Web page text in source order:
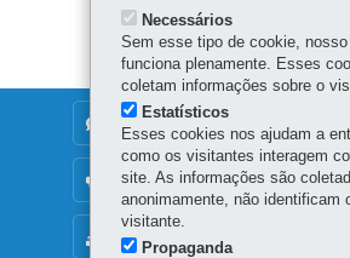
MAPA DO SITE
DENUNCIE CORRUPÇÃO
OUVIDORIA
Necessários
Sem esse tipo de cookie,
funciona plenamente. Esses
coletam informações sobre o
Estatísticos
Esses cookies nos ajudam a
como os visitantes interagem
site. As informações são
anonimamente, não identificam
visitante.
Propaganda